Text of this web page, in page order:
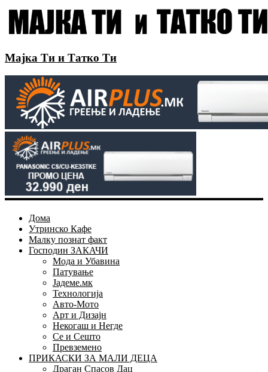
Мајка Ти и Татко Ти
Дома
Утринско Кафе
Малку познат факт
Господин ЗАКАЧИ
Мода и Убавина
Патување
Јадеме.мк
Технологија
Авто-Мото
Арт и Дизајн
Некогаш и Негде
Се и Сешто
Превземено
ПРИКАСКИ ЗА МАЛИ ДЕЦА
Драган Спасов Дац